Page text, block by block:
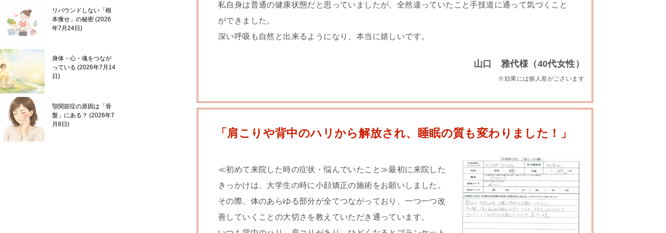
私自身は普通の健康状態だと思っていましたが、全然違っていたこと手技道に通って気づくこと
ができました。
深い呼吸も自然と出来るようになり、本当に嬉しいです。
山口 雅代様（40代女性）
※効果には個人差がございます
「肩こりや背中のハリから解放され、睡眠の質も変わりました！」
≪初めて来院した時の症状・悩んでいたこと≫最初に来院した
きっかけは、大学生の時に小顔矯正の施術をお願いしました。
その際、体のあらゆる部分が全てつながっており、一つ一つ改
善していくことの大切さを教えていただき通っています。
リバウンドしない「根
本痩せ」の秘密 2026
年7月24日
身体・心・魂をつなが
っている 2026年7月14
日
顎関節症の原因は「骨
盤」にある？
2026年7
月8日